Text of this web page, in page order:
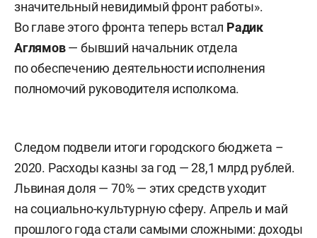
значительный невидимый фронт работы».
Во главе этого фронта теперь встал Радик
Аглямов— бывший начальник отдела
по обеспечению деятельности исполнения
полномочий руководителя исполкома.
Следом подвели итоги городского бюджета –
2020. Расходы казны за год — 28,1 млрд рублей.
Львиная доля — 70% — этих средств уходит
на социально-культурную сферу. Апрель и май
прошлого года стали самыми сложными: доходы